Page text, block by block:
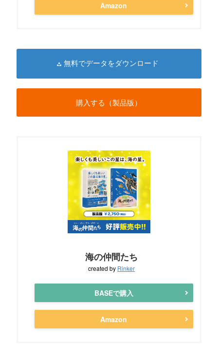
Amazon
無料でデータをダウンロード
購入する（製品版）
海の仲間たち
created by Rinker
BASEで購入
Amazon